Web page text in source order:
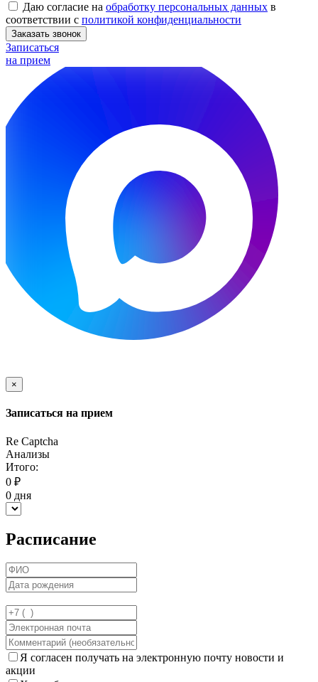
Даю согласие на обработку персональных данных в
соответствии с политикой конфиденциальности
Заказать звонок
Записаться
на прием
×
Записаться на прием
Re Captcha
Анализы
Итого:
0 ₽
0 дня
Расписание
Я согласен получать на электронную почту новости и
акции